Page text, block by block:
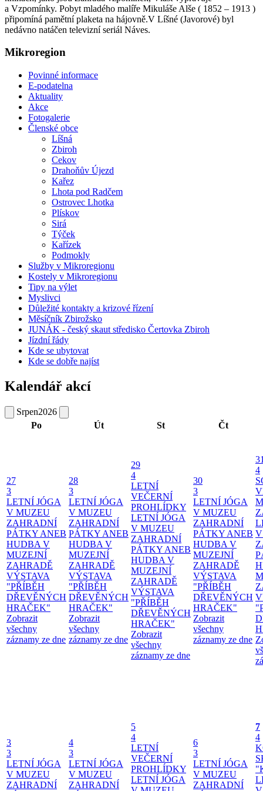
a Vzpomínky. Pobyt mladého malíře Mikuláše Alše ( 1852 – 1913 )
připomíná pamětní plaketa na hájovně.V Líšné (Javorové) byl
nedávno natáčen televizní seriál Náves.
Mikroregion
Povinné informace
E-podatelna
Aktuality
Akce
Fotogalerie
Členské obce
Líšná
Zbiroh
Cekov
Drahoňův Újezd
Kařez
Lhota pod Radčem
Ostrovec Lhotka
Plískov
Sirá
Týček
Kařízek
Podmokly
Služby v Mikroregionu
Kostely v Mikroregionu
Tipy na výlet
Myslivci
Důležité kontakty a krizové řízení
Měsíčník Zbirožsko
JUNÁK - český skaut středisko Čertovka Zbiroh
Jízdní řády
Kde se ubytovat
Kde se dobře najíst
Kalendář akcí
Srpen2026
Po
Út St Čt
27
3
LETNÍ JÓGA
V MUZEU
ZAHRADNÍ
PÁTKY ANEB
HUDBA V
MUZEJNÍ
ZAHRADĚ
VÝSTAVA
"PŘÍBĚH
DŘEVĚNÝCH
HRAČEK"
Zobrazit
všechny
záznamy ze dne
28
3
LETNÍ JÓGA
V MUZEU
ZAHRADNÍ
PÁTKY ANEB
HUDBA V
MUZEJNÍ
ZAHRADĚ
VÝSTAVA
"PŘÍBĚH
DŘEVĚNÝCH
HRAČEK"
Zobrazit
všechny
záznamy ze dne
29
4
LETNÍ
VEČERNÍ
PROHLÍDKY
LETNÍ JÓGA
V MUZEU
ZAHRADNÍ
PÁTKY ANEB
HUDBA V
MUZEJNÍ
ZAHRADĚ
VÝSTAVA
"PŘÍBĚH
DŘEVĚNÝCH
HRAČEK"
Zobrazit
všechny
záznamy ze dne
30
3
LETNÍ JÓGA
V MUZEU
ZAHRADNÍ
PÁTKY ANEB
HUDBA V
MUZEJNÍ
ZAHRADĚ
VÝSTAVA
"PŘÍBĚH
DŘEVĚNÝCH
HRAČEK"
Zobrazit
všechny
záznamy ze dne
4
3
3
LETNÍ JÓGA
V MUZEU
ZAHRADNÍ
4
3
LETNÍ JÓGA
V MUZEU
ZAHRADNÍ
5
4
LETNÍ
VEČERNÍ
PROHLÍDKY
LETNÍ JÓGA
6
3
LETNÍ JÓGA
V MUZEU
ZAHRADNÍ
7
4